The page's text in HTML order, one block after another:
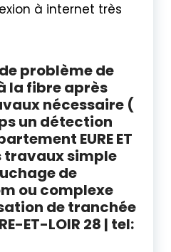
à internet très
problème de
la fibre après
nécessaire (
un détection
EURE ET
travaux simple
de
ou complexe
de tranchée
ET-LOIR 28 | tel: